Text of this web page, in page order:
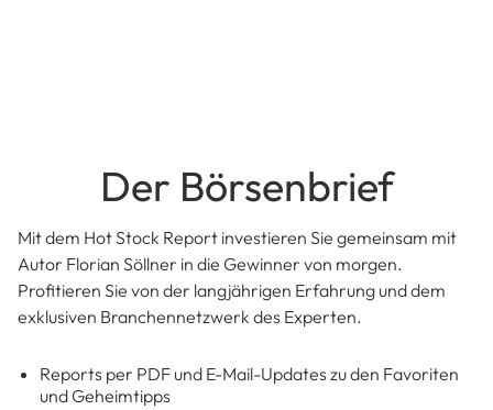
Der Börsenbrief
Mit dem Hot Stock Report investieren Sie gemeinsam mit
Autor Florian Söllner in die Gewinner von morgen.
Profitieren Sie von der langjährigen Erfahrung und dem
exklusiven Branchennetzwerk des Experten.
Reports per PDF und E-Mail-Updates zu den Favoriten
und Geheimtipps